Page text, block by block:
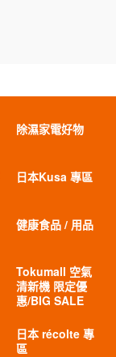
除濕家電好物
日本Kusa 專區
健康食品 / 用品
Tokumall 空氣
清新機 限定優
惠/BIG SALE
日本 récolte 專
區